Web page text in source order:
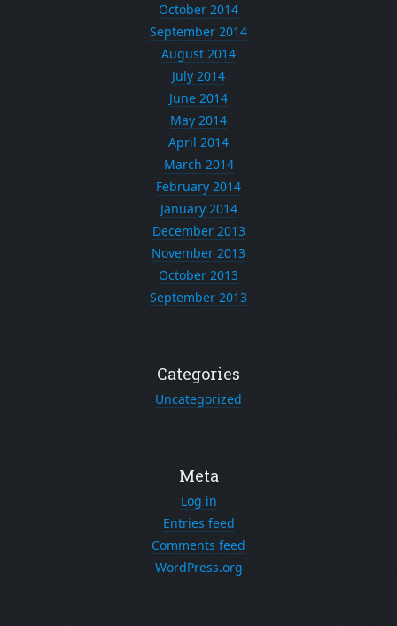
October 2014
September 2014
August 2014
July 2014
June 2014
May 2014
April 2014
March 2014
February 2014
January 2014
December 2013
November 2013
October 2013
September 2013
Categories
Uncategorized
Meta
Log in
Entries feed
Comments feed
WordPress.org